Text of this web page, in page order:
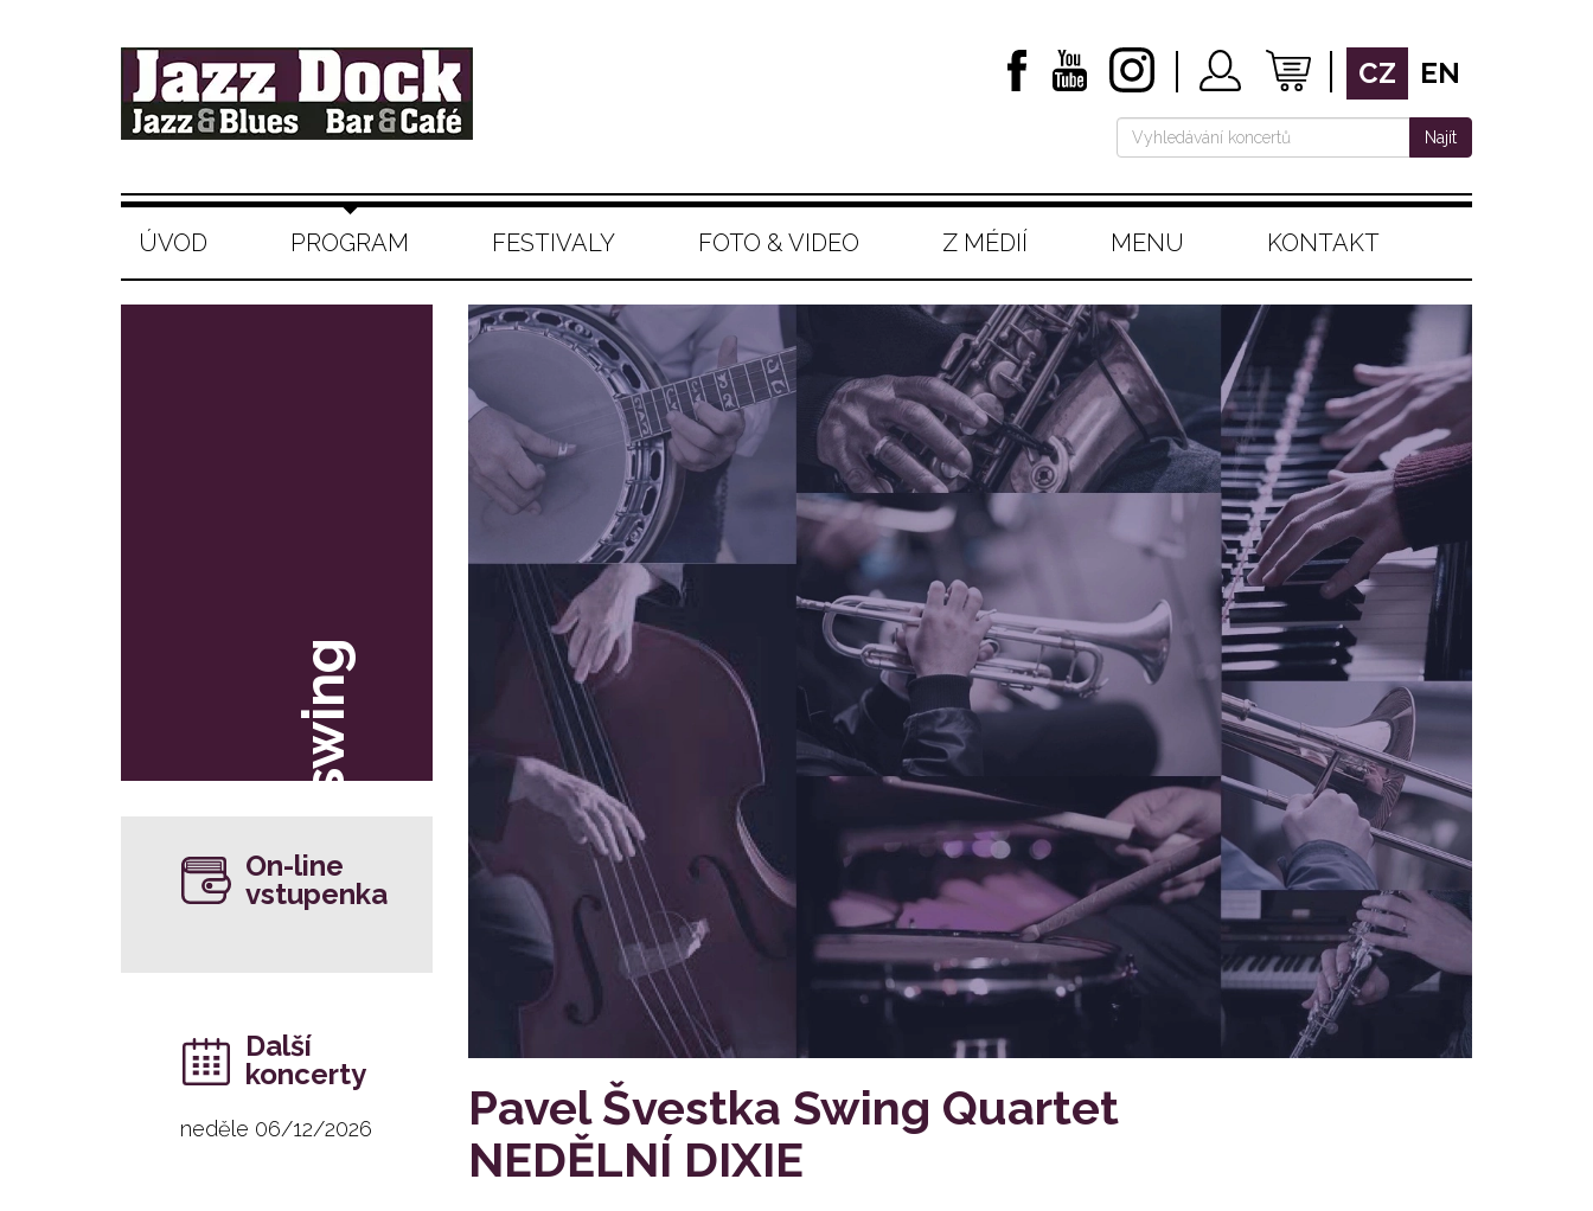
CZ EN
Najít
ÚVOD PROGRAM FESTIVALY FOTO & VIDEO Z MÉDIÍ MENU KONTAKT
Pavel Švestka Swing Quartet
NEDĚLNÍ DIXIE
swing
On-line
vstupenka
Další
koncerty
neděle 06/12/2026